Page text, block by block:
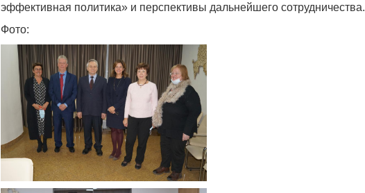
эффективная политика» и перспективы дальнейшего сотрудничества.
Фото: